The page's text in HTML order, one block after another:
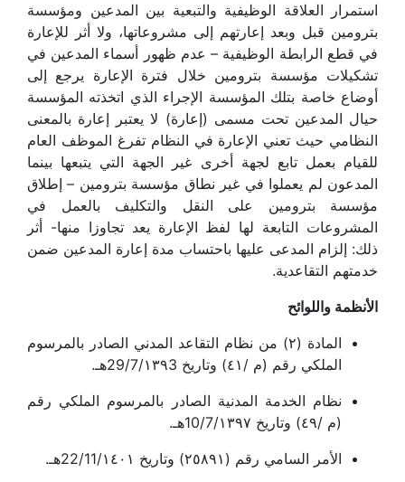
استمرار العلاقة الوظيفية والتبعية بين المدعين ومؤسسة
بترومين قبل وبعد إعارتهم إلى مشروعاتها، ولا أثر للإعارة
في قطع الرابطة الوظيفية – عدم ظهور أسماء المدعين في
تشكيلات مؤسسة بترومين خلال فترة الإعارة يرجع إلى
أوضاع خاصة بتلك المؤسسة الإجراء الذي اتخذته المؤسسة
حيال المدعين تحت مسمى (إعارة) لا يعتبر إعارة بالمعنى
النظامي حيث تعني الإعارة في النظام تفرغ الموظف العام
للقيام بعمل تابع لجهة أخرى غير الجهة التي يتبعها بينما
المدعون لم يعملوا في غير نطاق مؤسسة بترومين – إطلاق
مؤسسة بترومين على النقل والتكليف بالعمل في
المشروعات التابعة لها لفظ الإعارة يعد تجاوزا منها- أثر
ذلك: إلزام المدعى عليها باحتساب مدة إعارة المدعين ضمن
خدمتهم التقاعدية.
الأنظمة واللوائح
المادة (٢) من نظام التقاعد المدني الصادر بالمرسوم
الملكي رقم (م /٤١) وتاريخ 29/7/١٣٩3هـ.
نظام الخدمة المدنية الصادر بالمرسوم الملكي رقم
(م /٤٩) وتاريخ 10/7/١٣٩٧هـ.
الأمر السامي رقم (٢٥٨٩١) وتاريخ 22/11/١٤٠١هـ.